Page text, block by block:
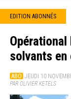
EDITION ABONNÉS
solvants en
ABO JEUDI 10
PAR OLIVIER KETELS